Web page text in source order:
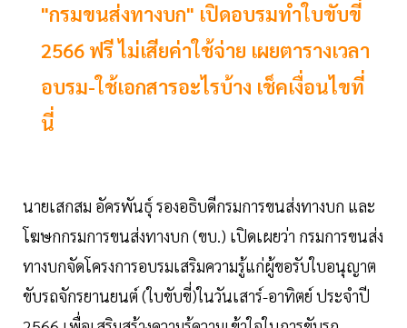
"กรมขนส่งทางบก" เปิดอบรมทำใบขับขี่
2566 ฟรี ไม่เสียค่าใช้จ่าย เผยตารางเวลา
อบรม-ใช้เอกสารอะไรบ้าง เช็คเงื่อนไขที่
นี่
นายเสกสม อัครพันธุ์ รองอธิบดีกรมการขนส่งทางบก และ
โฆษกกรมการขนส่งทางบก (ขบ.) เปิดเผยว่า กรมการขนส่ง
ทางบกจัดโครงการอบรมเสริมความรู้แก่ผู้ขอรับใบอนุญาต
ขับรถจักรยานยนต์ (ใบขับขี่)ในวันเสาร์-อาทิตย์ ประจำปี